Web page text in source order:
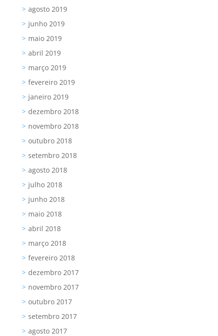
agosto 2019
junho 2019
maio 2019
abril 2019
março 2019
fevereiro 2019
janeiro 2019
dezembro 2018
novembro 2018
outubro 2018
setembro 2018
agosto 2018
julho 2018
junho 2018
maio 2018
abril 2018
março 2018
fevereiro 2018
dezembro 2017
novembro 2017
outubro 2017
setembro 2017
agosto 2017